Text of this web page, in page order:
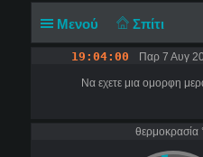
Μενού Σπίτι
19:04:00 Παρ 7 Αυγ
Να εχετε μια ομορφη
θερμοκρασία